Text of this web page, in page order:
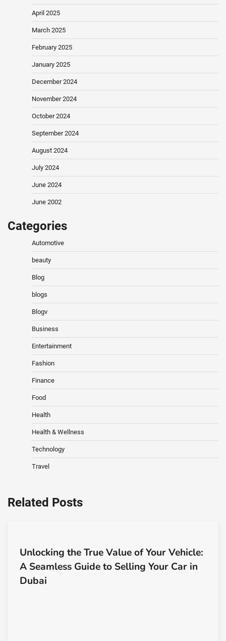
April 2025
March 2025
February 2025
January 2025
December 2024
November 2024
October 2024
September 2024
August 2024
July 2024
June 2024
June 2002
Categories
Automotive
beauty
Blog
blogs
Blogv
Business
Entertainment
Fashion
Finance
Food
Health
Health & Wellness
Technology
Travel
Related Posts
Unlocking the True Value of Your Vehicle:
A Seamless Guide to Selling Your Car in
Dubai